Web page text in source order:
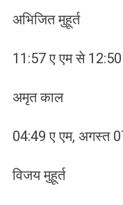
अभिजित मुहूर्त
11:57 ए एम से 12:50
अमृत काल
04:49 ए एम, अगस्त
विजय मुहूर्त